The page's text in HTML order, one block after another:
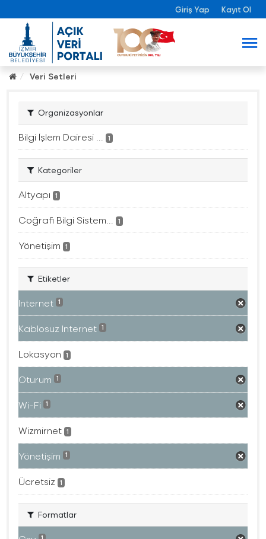
Giriş Yap Kayıt Ol
Veri Setleri
Organizasyonlar
Bilgi İşlem Dairesi ... 1
Kategoriler
Altyapı 1
Coğrafi Bilgi Sistem... 1
Yönetişim 1
Etiketler
Internet 1
Kablosuz Internet 1
Lokasyon 1
Oturum 1
Wi-Fi 1
Wizmirnet 1
Yönetişim 1
Ücretsiz 1
Formatlar